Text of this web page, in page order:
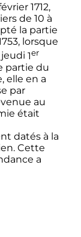
1712,
de 10 à
la partie
lorsque
1er
partie du
elle en a
par
au
était
datés à la
Cette
a